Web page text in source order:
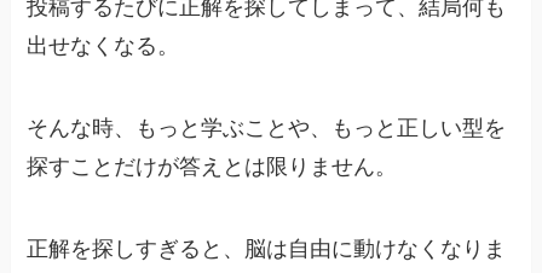
投稿するたびに正解を探してしまって、結局何も
出せなくなる。
そんな時、もっと学ぶことや、もっと正しい型を
探すことだけが答えとは限りません。
正解を探しすぎると、脳は自由に動けなくなりま